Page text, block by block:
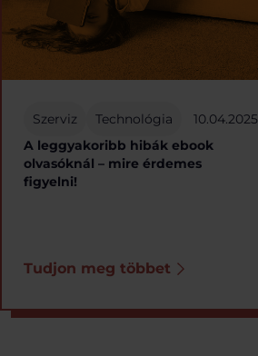
Szerviz Technológia
10.04.2025
A leggyakoribb hibák ebook
olvasóknál – mire érdemes
figyelni!
Tudjon meg többet